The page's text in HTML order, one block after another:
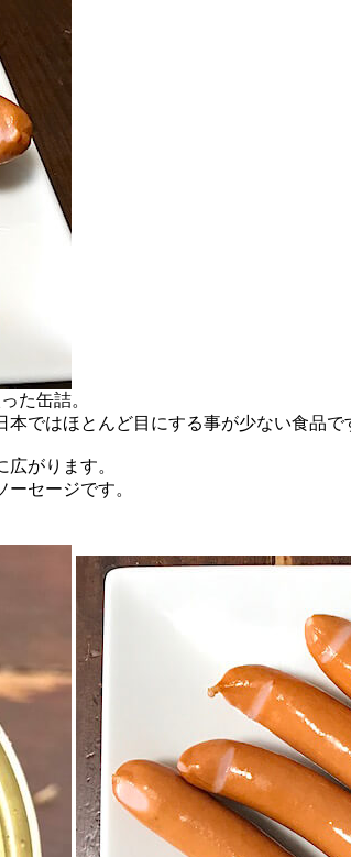
た缶詰。
ではほとんど目にする事が少ない食品で
がります。
セージです。